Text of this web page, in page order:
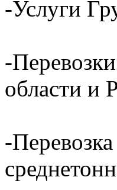
-Услуги
-
области и
-